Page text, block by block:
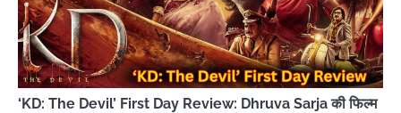
‘KD: The Devil’ First Day Review: Dhruva Sarja की फिल्म